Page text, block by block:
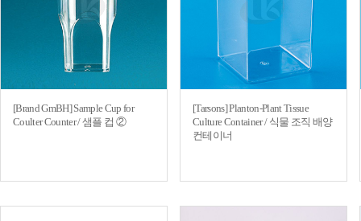
[Brand GmBH] Sample Cup for
Coulter Counter / 샘플 컵 ②
[Tarsons] Planton-Plant Tissue
Culture Container / 식물 조직 배양
컨테이너